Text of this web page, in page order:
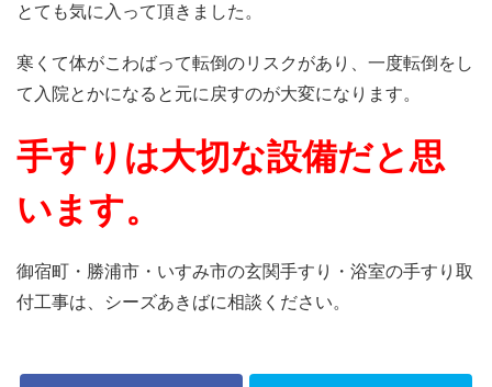
とても気に入って頂きました。
寒くて体がこわばって転倒のリスクがあり、一度転倒をし
て入院とかになると元に戻すのが大変になります。
手すりは大切な設備だと思
います。
御宿町・勝浦市・いすみ市の玄関手すり・浴室の手すり取
付工事は、シーズあきばに相談ください。